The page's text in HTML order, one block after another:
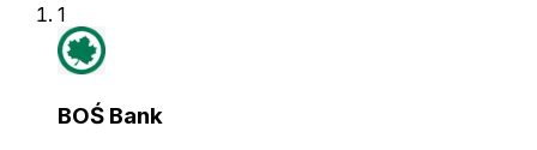
1
BOŚ Bank